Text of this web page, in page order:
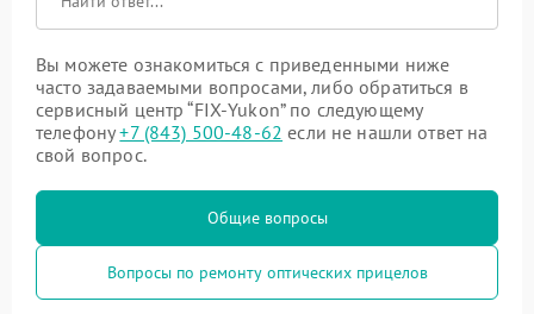
Вы можете ознакомиться с приведенными ниже
часто задаваемыми вопросами, либо обратиться в
сервисный центр “FIX-Yukon” по следующему
телефону+7 (843) 500-48-62 если не нашли ответ на
свой вопрос.
Общие вопросы
Вопросы по ремонту оптических прицелов